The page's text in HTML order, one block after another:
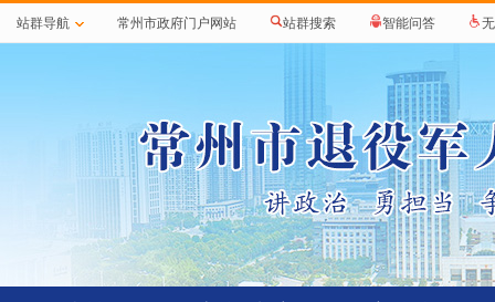
站群导航 常州市政府门户网站 站群搜索 智能问答